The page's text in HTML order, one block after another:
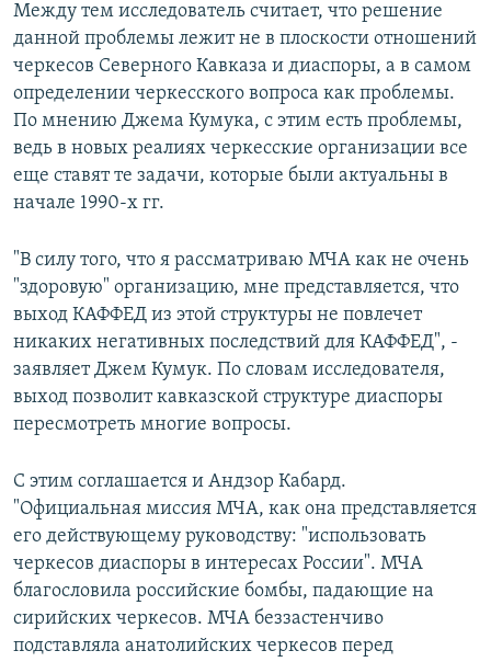
Между тем исследователь считает, что решение
данной проблемы лежит не в плоскости отношений
черкесов Северного Кавказа и диаспоры, а в самом
определении черкесского вопроса как проблемы.
По мнению Джема Кумука, с этим есть проблемы,
ведь в новых реалиях черкесские организации все
еще ставят те задачи, которые были актуальны в
начале 1990-х гг.
"В силу того, что я рассматриваю МЧА как не очень
"здоровую" организацию, мне представляется, что
выход КАФФЕД из этой структуры не повлечет
никаких негативных последствий для КАФФЕД", -
заявляет Джем Кумук. По словам исследователя,
выход позволит кавказской структуре диаспоры
пересмотреть многие вопросы.
С этим соглашается и Андзор Кабард.
"Официальная миссия МЧА, как она представляется
его действующему руководству: "использовать
черкесов диаспоры в интересах России". МЧА
благословила российские бомбы, падающие на
сирийских черкесов. МЧА беззастенчиво
подставляла анатолийских черкесов перед